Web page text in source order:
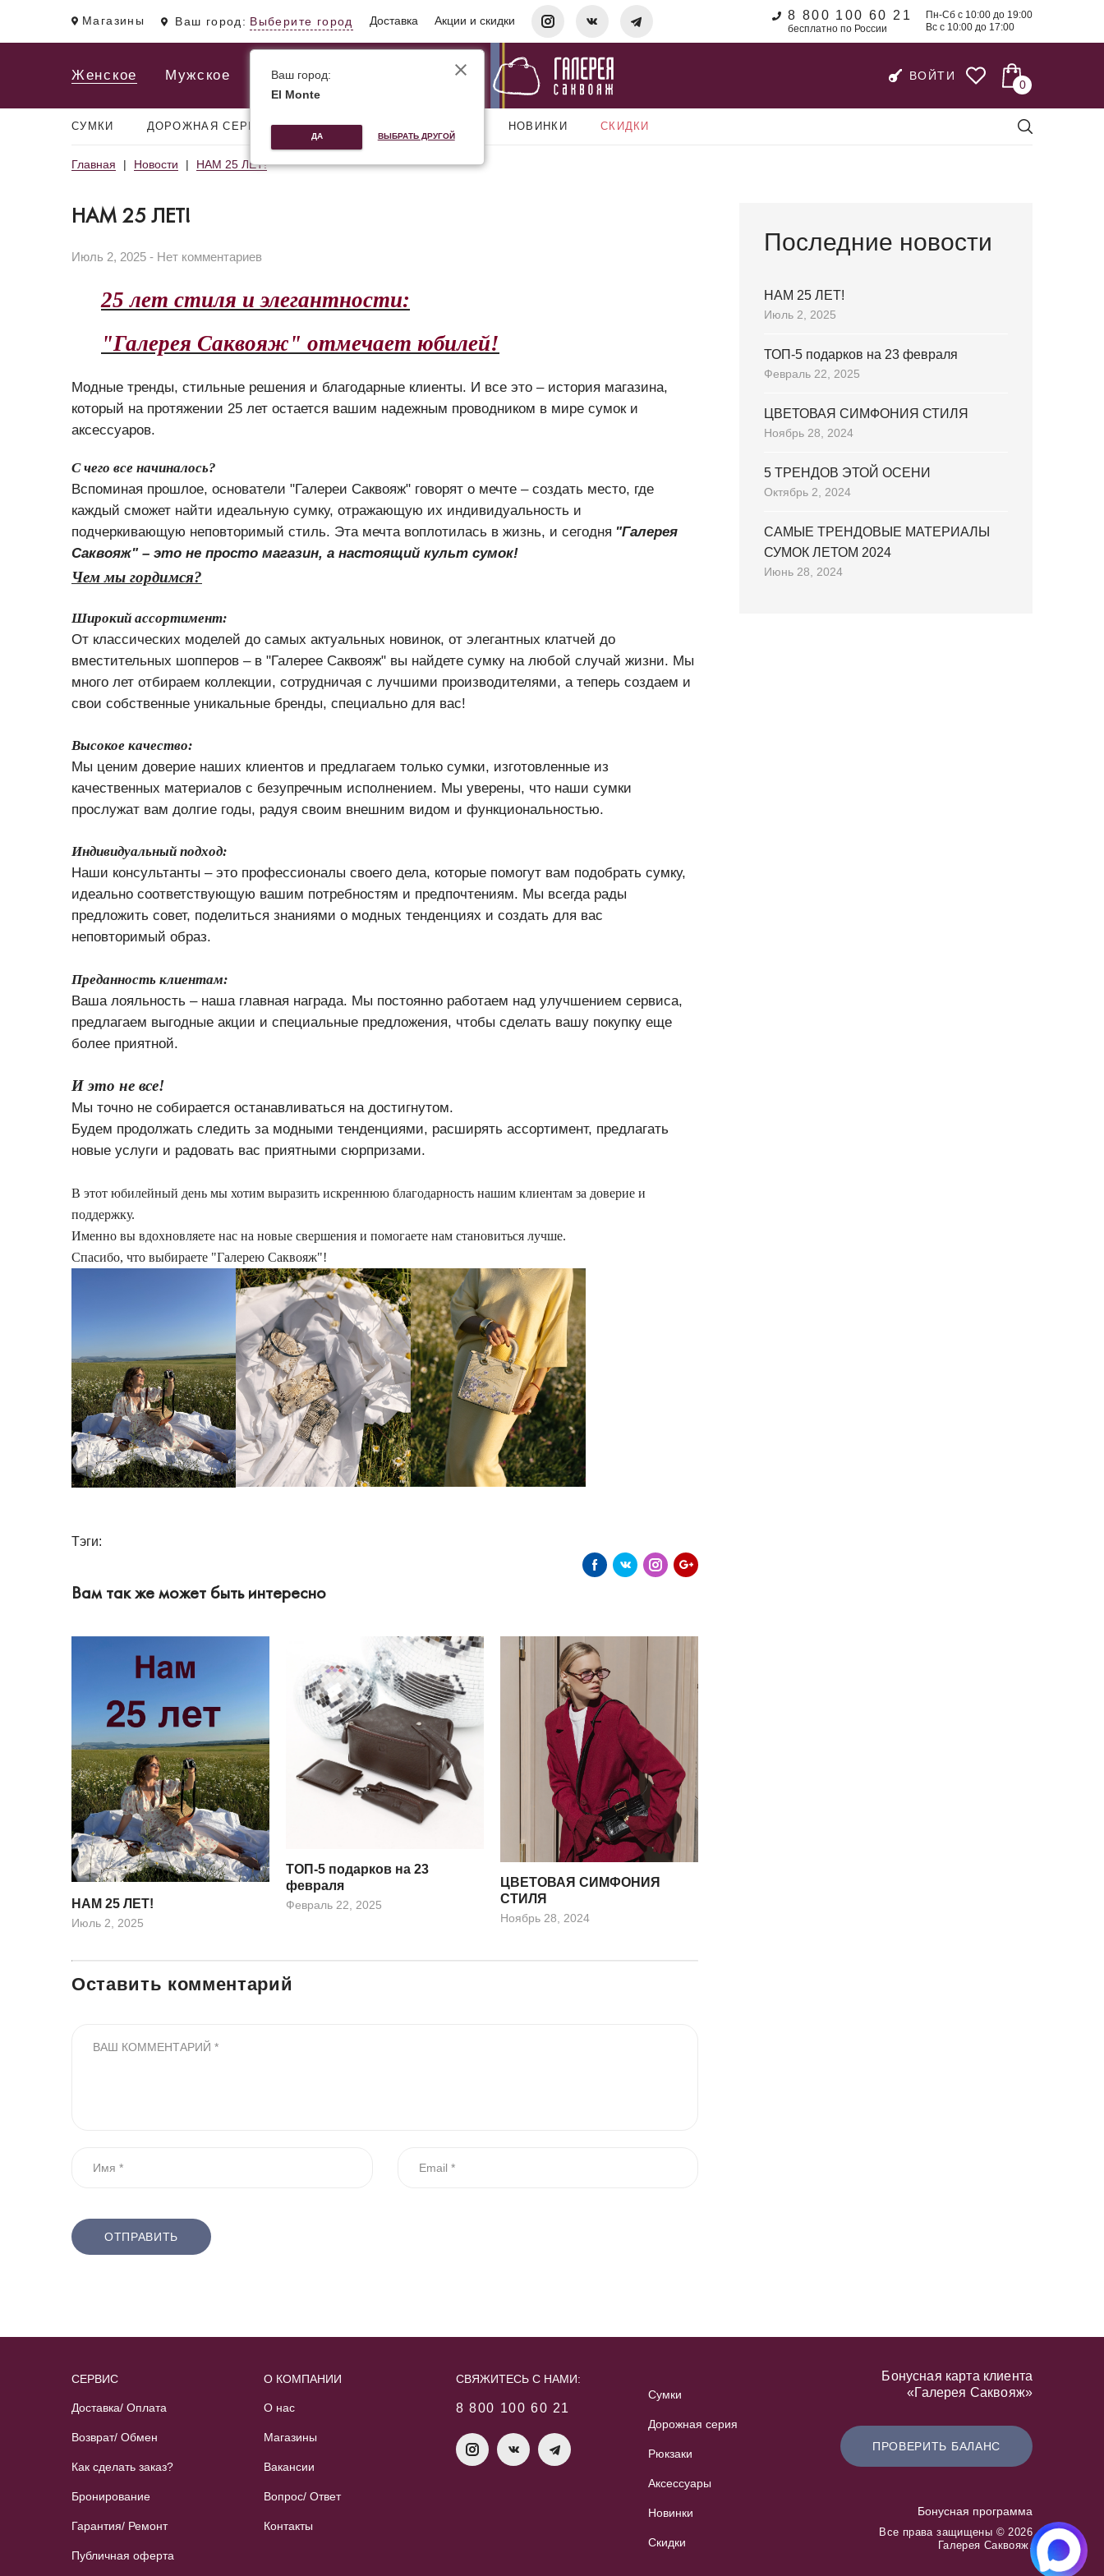
Магазины Ваш город: Выберите город Доставка Акции и скидки 8 800 100 60 21
бесплатно по России
Пн-Сб с 10:00 до 19:00
Вс с 10:00 до 17:00
Женское Мужское ВОЙТИ
0
СУМКИ ДОРОЖНАЯ СЕРИЯ РЮКЗАКИ НОВИНКИ СКИДКИ
Главная Новости НАМ 25 ЛЕТ!
НАМ 25 ЛЕТ!
Июль 2, 2025 - Нет комментариев
25 лет стиля и элегантности:
"Галерея Саквояж" отмечает юбилей!
Модные тренды, стильные решения и благодарные клиенты. И все это – история магазина,
который на протяжении 25 лет остается вашим надежным проводником в мире сумок и
аксессуаров.
С чего все начиналось?
Вспоминая прошлое, основатели "Галереи Саквояж" говорят о мечте – создать место, где
каждый сможет найти идеальную сумку, отражающую их индивидуальность и
подчеркивающую неповторимый стиль. Эта мечта воплотилась в жизнь, и сегодня "Галерея
Саквояж" – это не просто магазин, а настоящий культ сумок!
Чем мы гордимся?
Широкий ассортимент:
От классических моделей до самых актуальных новинок, от элегантных клатчей до
вместительных шопперов – в "Галерее Саквояж" вы найдете сумку на любой случай жизни. Мы
много лет отбираем коллекции, сотрудничая с лучшими производителями, а теперь создаем и
свои собственные уникальные бренды, специально для вас!
Высокое качество:
Мы ценим доверие наших клиентов и предлагаем только сумки, изготовленные из
качественных материалов с безупречным исполнением. Мы уверены, что наши сумки
прослужат вам долгие годы, радуя своим внешним видом и функциональностью.
Индивидуальный подход:
Наши консультанты – это профессионалы своего дела, которые помогут вам подобрать сумку,
идеально соответствующую вашим потребностям и предпочтениям. Мы всегда рады
предложить совет, поделиться знаниями о модных тенденциях и создать для вас
неповторимый образ.
Преданность клиентам:
Ваша лояльность – наша главная награда. Мы постоянно работаем над улучшением сервиса,
предлагаем выгодные акции и специальные предложения, чтобы сделать вашу покупку еще
более приятной.
И это не все!
Мы точно не собирается останавливаться на достигнутом.
Будем продолжать следить за модными тенденциями, расширять ассортимент, предлагать
новые услуги и радовать вас приятными сюрпризами.
В этот юбилейный день мы хотим выразить искреннюю благодарность нашим клиентам за доверие и
поддержку.
Именно вы вдохновляете нас на новые свершения и помогаете нам становиться лучше.
Спасибо, что выбираете "Галерею Саквояж"!
Тэги:
Вам так же может быть интересно
НАМ 25 ЛЕТ!
Июль 2, 2025
ТОП-5 подарков на 23
февраля
Февраль 22, 2025
ЦВЕТОВАЯ СИМФОНИЯ
СТИЛЯ
Ноябрь 28, 2024
Оставить комментарий
ОТПРАВИТЬ
Последние новости
НАМ 25 ЛЕТ!
Июль 2, 2025
ТОП-5 подарков на 23 февраля
Февраль 22, 2025
ЦВЕТОВАЯ СИМФОНИЯ СТИЛЯ
Ноябрь 28, 2024
5 ТРЕНДОВ ЭТОЙ ОСЕНИ
Октябрь 2, 2024
САМЫЕ ТРЕНДОВЫЕ МАТЕРИАЛЫ
СУМОК ЛЕТОМ 2024
Июнь 28, 2024
СЕРВИС
Доставка/ Оплата
Возврат/ Обмен
Как сделать заказ?
Бронирование
Гарантия/ Ремонт
Публичная оферта
О КОМПАНИИ
О нас
Магазины
Вакансии
Вопрос/ Ответ
Контакты
СВЯЖИТЕСЬ С НАМИ:
8 800 100 60 21
Сумки
Дорожная серия
Рюкзаки
Аксессуары
Новинки
Скидки
Бонусная карта клиента
«Галерея Саквояж»
ПРОВЕРИТЬ БАЛАНС
Бонусная программа
Все права защищены © 2026
Галерея Саквояж.
Ваш город:
El Monte
ДА ВЫБРАТЬ ДРУГОЙ